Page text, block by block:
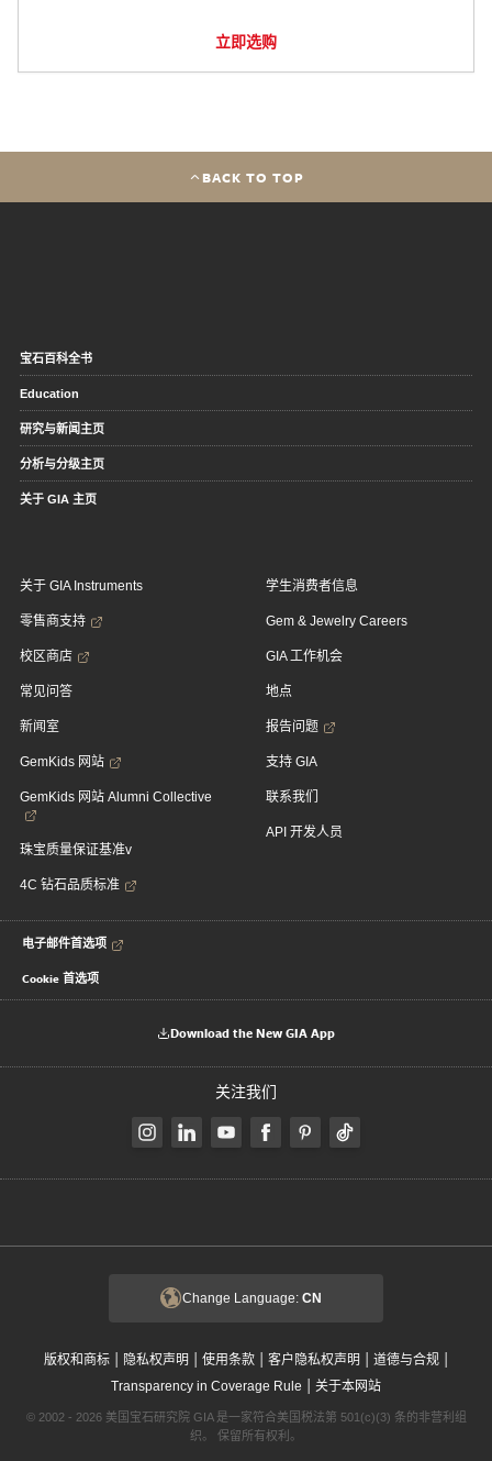
立即选购
BACK TO TOP
宝石百科全书
Education
研究与新闻主页
分析与分级主页
关于 GIA 主页
关于 GIA Instruments
零售商支持
校区商店
常见问答
新闻室
GemKids 网站
GemKids 网站 Alumni Collective
珠宝质量保证基准v
4C 钻石品质标准
学生消费者信息
Gem & Jewelry Careers
GIA 工作机会
地点
报告问题
支持 GIA
联系我们
API 开发人员
电子邮件首选项
Cookie 首选项
Download the New GIA App
关注我们
Change Language: CN
版权和商标 | 隐私权声明 | 使用条款 | 客户隐私权声明 | 道德与合规 |
Transparency in Coverage Rule | 关于本网站
© 2002 - 2026 美国宝石研究院 GIA 是一家符合美国税法第 501(c)(3) 条的非营利组
织。 保留所有权利。